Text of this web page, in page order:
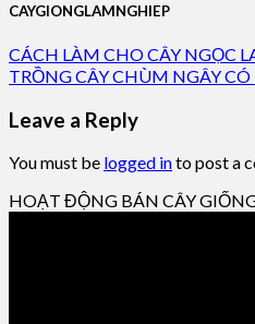
CAYGIONGLAMNGHIEP
CÁCH LÀM CHO CÂY NGỌC
TRỒNG CÂY CHÙM NGÂY CÓ
Leave a Reply
You must be logged into post a
HOẠT ĐỘNG BÁN CÂY